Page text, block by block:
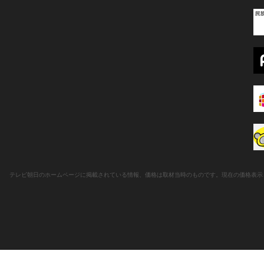
テレビ朝日のホームページに掲載されている情報、価格は取材当時のものです。現在の価格表